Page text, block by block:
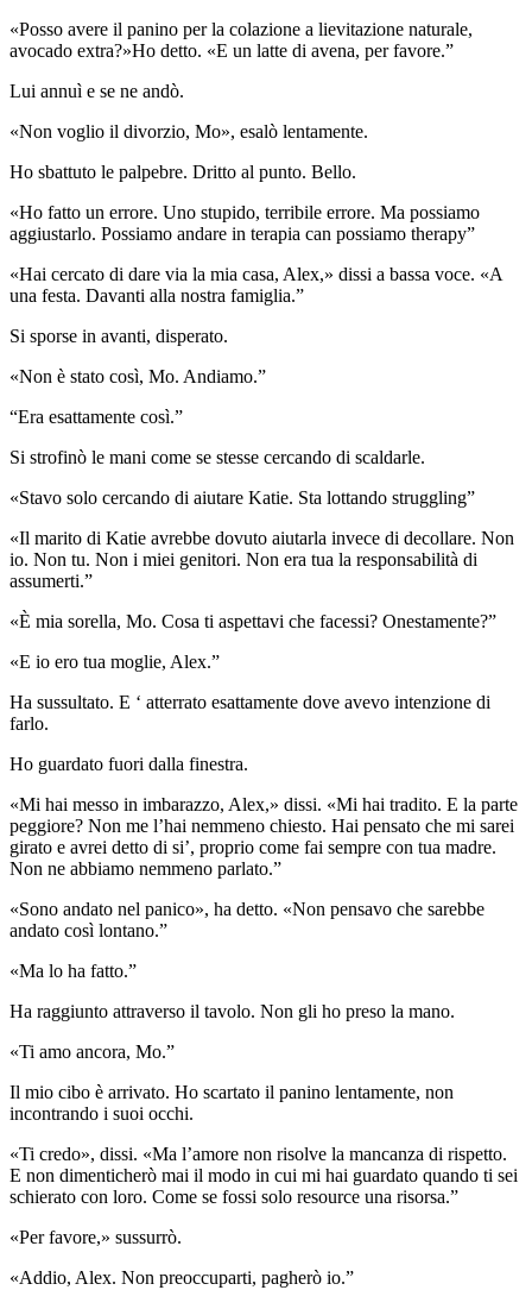
«Posso avere il panino per la colazione a lievitazione naturale,
avocado extra?»Ho detto. «E un latte di avena, per favore.”
Lui annuì e se ne andò.
«Non voglio il divorzio, Mo», esalò lentamente.
Ho sbattuto le palpebre. Dritto al punto. Bello.
«Ho fatto un errore. Uno stupido, terribile errore. Ma possiamo
aggiustarlo. Possiamo andare in terapia can possiamo therapy”
«Hai cercato di dare via la mia casa, Alex,» dissi a bassa voce. «A
una festa. Davanti alla nostra famiglia.”
Si sporse in avanti, disperato.
«Non è stato così, Mo. Andiamo.”
“Era esattamente così.”
Si strofinò le mani come se stesse cercando di scaldarle.
«Stavo solo cercando di aiutare Katie. Sta lottando struggling”
«Il marito di Katie avrebbe dovuto aiutarla invece di decollare. Non
io. Non tu. Non i miei genitori. Non era tua la responsabilità di
assumerti.”
«È mia sorella, Mo. Cosa ti aspettavi che facessi? Onestamente?”
«E io ero tua moglie, Alex.”
Ha sussultato. E ‘ atterrato esattamente dove avevo intenzione di
farlo.
Ho guardato fuori dalla finestra.
«Mi hai messo in imbarazzo, Alex,» dissi. «Mi hai tradito. E la parte
peggiore? Non me l’hai nemmeno chiesto. Hai pensato che mi sarei
girato e avrei detto di si’, proprio come fai sempre con tua madre.
Non ne abbiamo nemmeno parlato.”
«Sono andato nel panico», ha detto. «Non pensavo che sarebbe
andato così lontano.”
«Ma lo ha fatto.”
Ha raggiunto attraverso il tavolo. Non gli ho preso la mano.
«Ti amo ancora, Mo.”
Il mio cibo è arrivato. Ho scartato il panino lentamente, non
incontrando i suoi occhi.
«Ti credo», dissi. «Ma l’amore non risolve la mancanza di rispetto.
E non dimenticherò mai il modo in cui mi hai guardato quando ti sei
schierato con loro. Come se fossi solo resource una risorsa.”
«Per favore,» sussurrò.
«Addio, Alex. Non preoccuparti, pagherò io.”